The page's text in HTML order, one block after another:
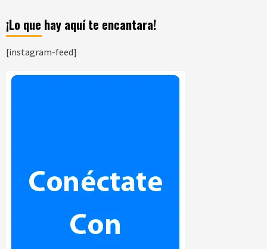
¡Lo que hay aquí te encantara!
[instagram-feed]